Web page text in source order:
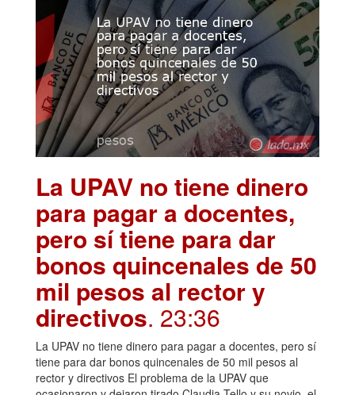
La UPAV no tiene dinero
para pagar a docentes,
pero sí tiene para dar
bonos quincenales de 50
mil pesos al rector y
directivos. 23:36
La UPAV no tiene dinero para pagar a docentes, pero sí
tiene para dar bonos quincenales de 50 mil pesos al
rector y directivos El problema de la UPAV que